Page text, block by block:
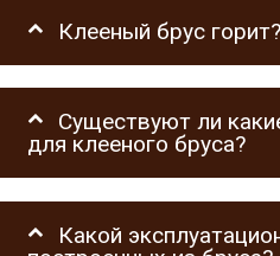
Клееный брус горит?
Существуют ли
для клееного бруса?
Какой